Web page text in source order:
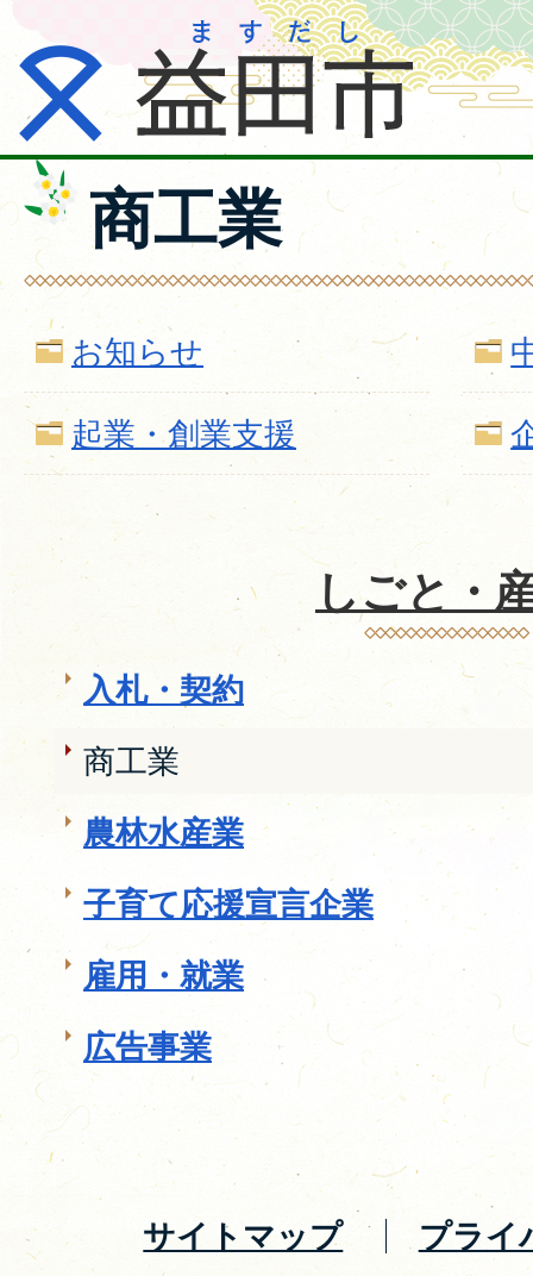
商工業
お知らせ
起業・創業支援
しごと・
入札・契約
商工業
農林水産業
子育て応援宣言企業
雇用・就業
広告事業
サイトマップ
プライ